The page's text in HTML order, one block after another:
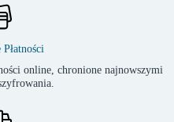
online, chronione najnowszymi